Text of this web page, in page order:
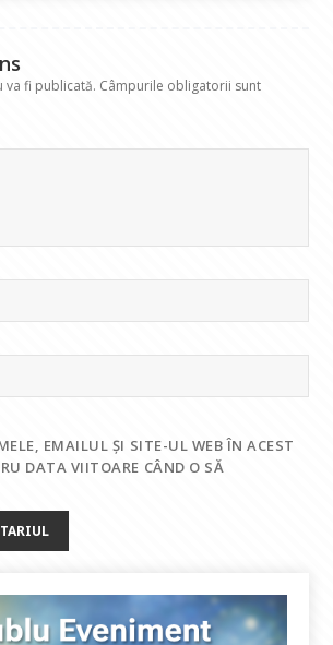
va fi publicată. Câmpurile obligatorii sunt
EMAILUL ȘI SITE-UL WEB ÎN ACEST
DATA VIITOARE CÂND O SĂ